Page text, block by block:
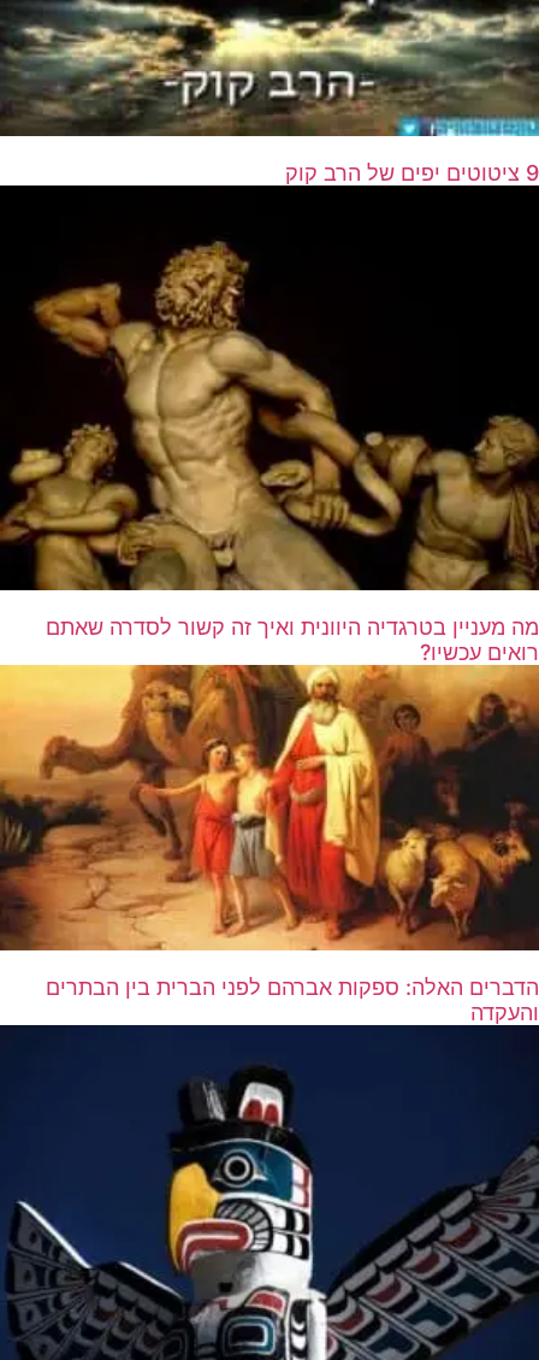
9 ציטוטים יפים של הרב קוק
מה מעניין בטרגדיה היוונית ואיך זה קשור לסדרה שאתם
רואים עכשיו?
הדברים האלה: ספקות אברהם לפני הברית בין הבתרים
והעקדה